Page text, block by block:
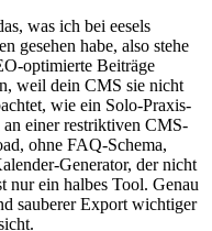
was ich bei eesels
gesehen habe, also stehe
optimierte Beiträge
weil dein CMS sie nicht
wie ein Solo-Praxis-
einer restriktiven CMS-
ohne FAQ-Schema,
Generator, der nicht
nur ein halbes Tool. Genau
sauberer Export wichtiger